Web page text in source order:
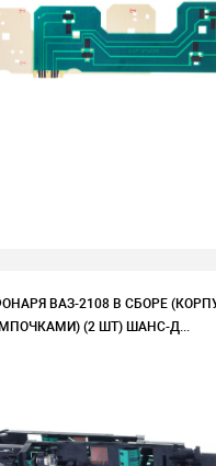
ВАЗ-2108 В СБОРЕ
(2 ШТ) ШАНС-Д...